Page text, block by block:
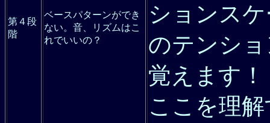
第４段
階
ベースパターンができ
ない。音、リズムはこ
れでいいの？
ションス
のテンシ
覚えます！
ここを理